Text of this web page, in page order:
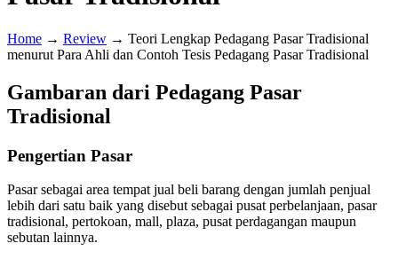
Home → Review → Teori Lengkap Pedagang Pasar Tradisional
menurut Para Ahli dan Contoh Tesis Pedagang Pasar Tradisional
Gambaran dari Pedagang Pasar
Tradisional
Pengertian Pasar
Pasar sebagai area tempat jual beli barang dengan jumlah penjual
lebih dari satu baik yang disebut sebagai pusat perbelanjaan, pasar
tradisional, pertokoan, mall, plaza, pusat perdagangan maupun
sebutan lainnya.